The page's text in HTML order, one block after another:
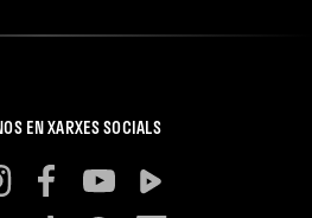
EN XARXES SOCIALS